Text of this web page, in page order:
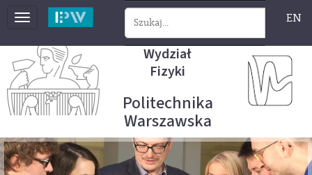
Toggle
EN
Wydział
Fizyki
Politechnika
Warszawska